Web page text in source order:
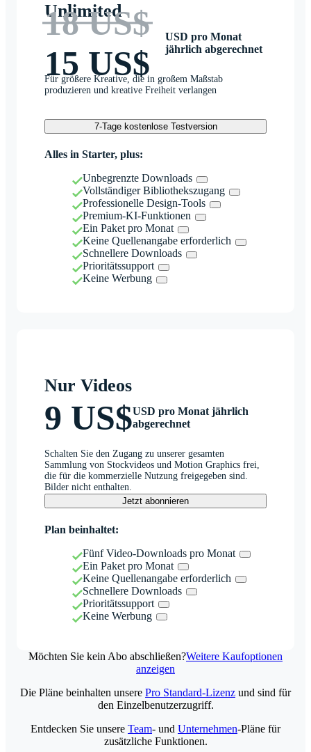
Unlimited
18 US$
15 US$
USD pro Monat
jährlich abgerechnet
Für größere Kreative, die in großem Maßstab
produzieren und kreative Freiheit verlangen
7-Tage kostenlose Testversion
Alles in Starter, plus:
Unbegrenzte Downloads
Vollständiger Bibliothekszugang
Professionelle Design-Tools
Premium-KI-Funktionen
Ein Paket pro Monat
Keine Quellenangabe erforderlich
Schnellere Downloads
Prioritätssupport
Keine Werbung
Nur Videos
9 US$USD pro Monat jährlich
abgerechnet
Schalten Sie den Zugang zu unserer gesamten
Sammlung von Stockvideos und Motion Graphics frei,
die für die kommerzielle Nutzung freigegeben sind.
Bilder nicht enthalten.
Jetzt abonnieren
Plan beinhaltet:
Fünf Video-Downloads pro Monat
Ein Paket pro Monat
Keine Quellenangabe erforderlich
Schnellere Downloads
Prioritätssupport
Keine Werbung
Möchten Sie kein Abo abschließen?Weitere Kaufoptionen
anzeigen
Die Pläne beinhalten unsere Pro Standard-Lizenz und sind für
den Einzelbenutzerzugriff.
Entdecken Sie unsere Team- und Unternehmen-Pläne für
zusätzliche Funktionen.